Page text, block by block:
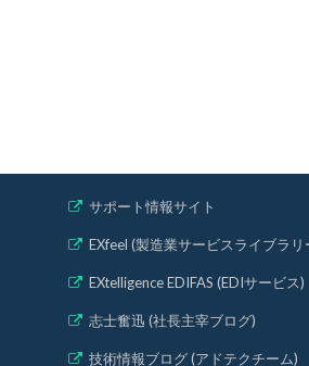
サポート情報サイト
EXfeel (製造業サービスライブラリ
EXtelligence EDIFAS (EDIサービス)
志士奮迅 (社長主宰ブログ)
技術情報ブログ (アドテクチーム)